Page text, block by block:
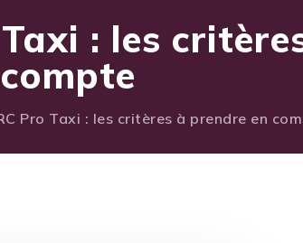
: les
compte
Pro Taxi : les critères à prendre en